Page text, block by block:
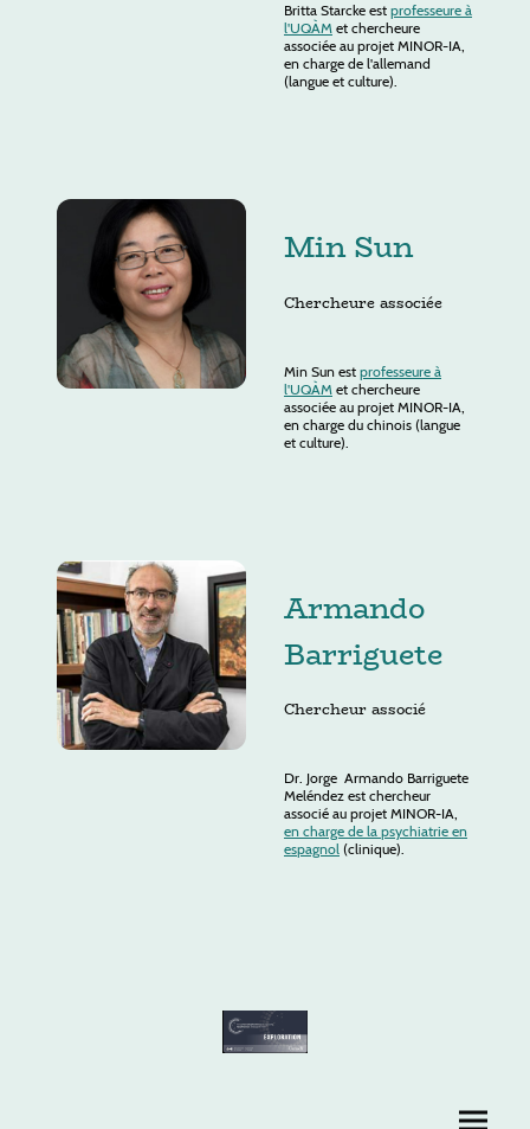
Britta Starcke est professeure à
l'UQÀM et chercheure
associée au projet MINOR-IA,
en charge de l'allemand
(langue et culture).
Min Sun
Chercheure associée
Min Sun est professeure à
l'UQÀM et chercheure
associée au projet MINOR-IA,
en charge du chinois (langue
et culture).
Armando
Barriguete
Chercheur associé
Dr. Jorge Armando Barriguete
Meléndez est chercheur
associé au projet MINOR-IA,
en charge de la psychiatrie en
espagnol (clinique).